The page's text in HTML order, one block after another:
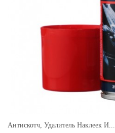
Антискотч, Удалитель Наклеек И...